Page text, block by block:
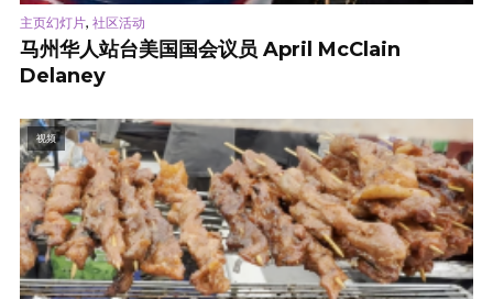
主页幻灯片, 社区活动
马州华人站台美国国会议员 April McClain
Delaney
视频